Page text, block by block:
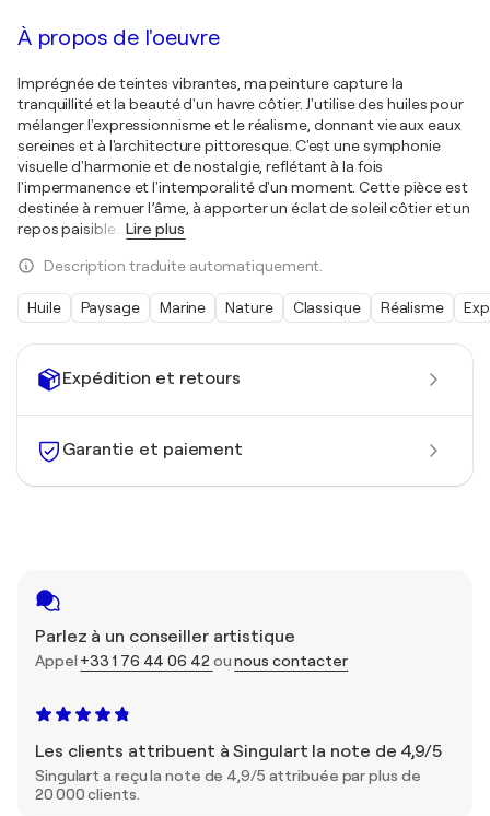
Expédition et retours
Garantie et paiement
Parlez à un conseiller artistique
Appel +33 1 76 44 06 42 ounous contacter
Les clients attribuent à Singulart la note de 4,9/5
Singulart a reçu la note de 4,9/5 attribuée par plus de
20 000 clients.
À propos de l'oeuvre
Imprégnée de teintes vibrantes, ma peinture capture la
tranquillité et la beauté d'un havre côtier. J'utilise des huiles pour
mélanger l'expressionnisme et le réalisme, donnant vie aux eaux
sereines et à l'architecture pittoresque. C'est une symphonie
visuelle d'harmonie et de nostalgie, reflétant à la fois
l'impermanence et l'intemporalité d'un moment. Cette pièce est
destinée à remuer l’âme, à apporter un éclat de soleil côtier et un
repos paisible
Lire plus
Description traduite automatiquement.
Huile Paysage Marine Nature Classique Réalisme